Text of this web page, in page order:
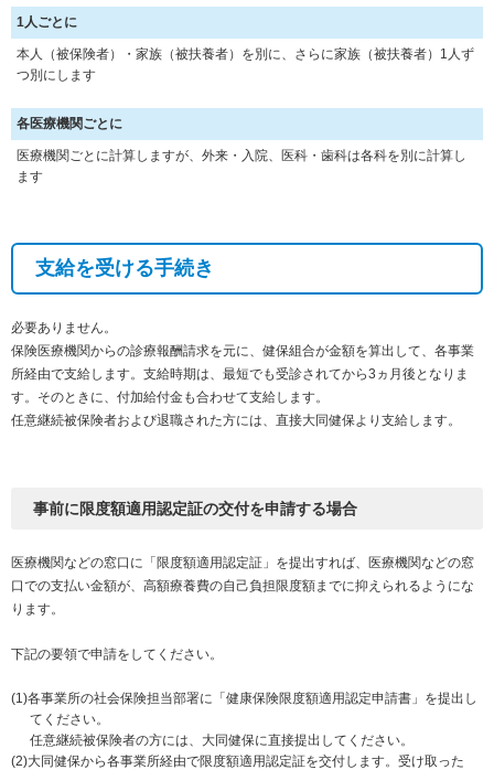
1人ごとに
本人（被保険者）・家族（被扶養者）を別に、さらに家族（被扶養者）1人ず
つ別にします
各医療機関ごとに
医療機関ごとに計算しますが、外来・入院、医科・歯科は各科を別に計算し
ます
支給を受ける手続き
必要ありません。
保険医療機関からの診療報酬請求を元に、健保組合が金額を算出して、各事業
所経由で支給します。支給時期は、最短でも受診されてから3ヵ月後となりま
す。そのときに、付加給付金も合わせて支給します。
任意継続被保険者および退職された方には、直接大同健保より支給します。
事前に限度額適用認定証の交付を申請する場合
医療機関などの窓口に「限度額適用認定証」を提出すれば、医療機関などの窓
口での支払い金額が、高額療養費の自己負担限度額までに抑えられるようにな
ります。
下記の要領で申請をしてください。
各事業所の社会保険担当部署に「健康保険限度額適用認定申請書」を提出し
てください。
任意継続被保険者の方には、大同健保に直接提出してください。
大同健保から各事業所経由で限度額適用認定証を交付します。受け取った